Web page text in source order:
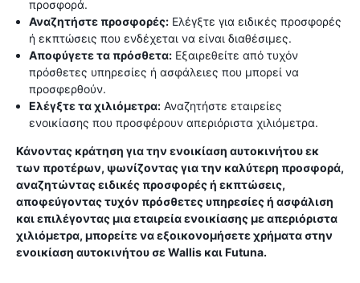
προσφορά.
Αναζητήστε προσφορές: Ελέγξτε για ειδικές προσφορές
ή εκπτώσεις που ενδέχεται να είναι διαθέσιμες.
Αποφύγετε τα πρόσθετα: Εξαιρεθείτε από τυχόν
πρόσθετες υπηρεσίες ή ασφάλειες που μπορεί να
προσφερθούν.
Ελέγξτε τα χιλιόμετρα: Αναζητήστε εταιρείες
ενοικίασης που προσφέρουν απεριόριστα χιλιόμετρα.
Κάνοντας κράτηση για την ενοικίαση αυτοκινήτου εκ
των προτέρων, ψωνίζοντας για την καλύτερη προσφορά,
αναζητώντας ειδικές προσφορές ή εκπτώσεις,
αποφεύγοντας τυχόν πρόσθετες υπηρεσίες ή ασφάλιση
και επιλέγοντας μια εταιρεία ενοικίασης με απεριόριστα
χιλιόμετρα, μπορείτε να εξοικονομήσετε χρήματα στην
ενοικίαση αυτοκινήτου σε Wallis και Futuna.